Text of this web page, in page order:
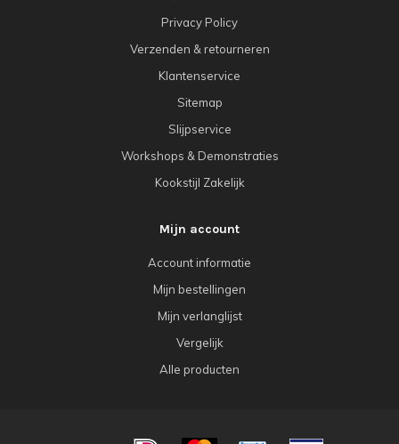
Privacy Policy
Verzenden & retourneren
Klantenservice
Sitemap
Slijpservice
Workshops & Demonstraties
Kookstijl Zakelijk
Mijn account
Account informatie
Mijn bestellingen
Mijn verlanglijst
Vergelijk
Alle producten